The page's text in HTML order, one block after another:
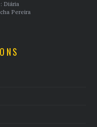
Diária
Pereira